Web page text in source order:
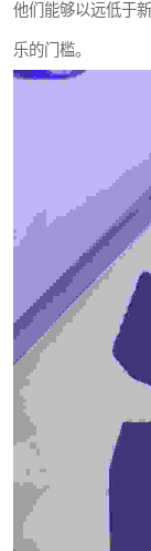
他们能够以远低于
乐的门槛。